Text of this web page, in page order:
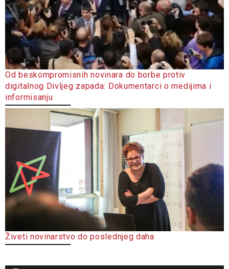
Od beskompromisnih novinara do borbe protiv
digitalnog Divljeg zapada: Dokumentarci o medijima i
informisanju
Živeti novinarstvo do poslednjeg daha